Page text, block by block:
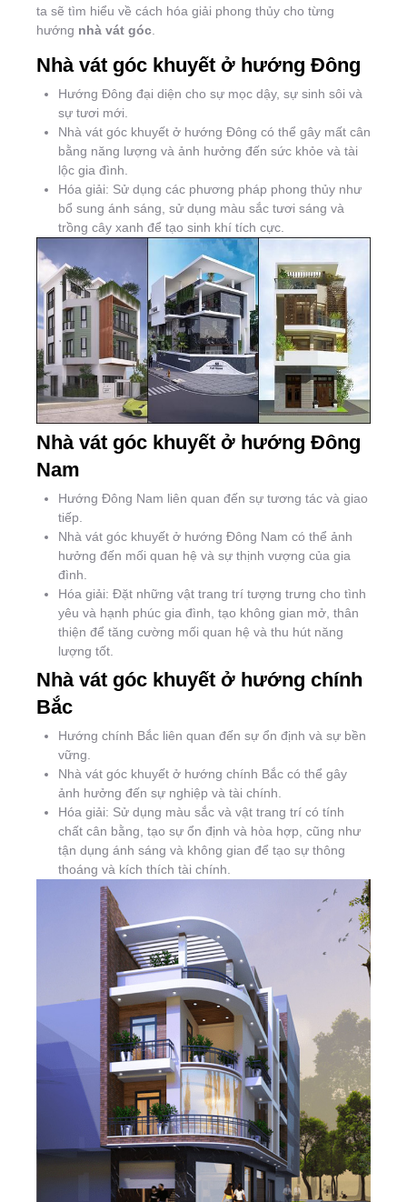
ta sẽ tìm hiểu về cách hóa giải phong thủy cho từng
hướng nhà vát góc
Nhà vát góc khuyết ở hướng Đông
Hướng Đông đại diện cho sự mọc dậy, sự sinh sôi và
sự tươi mới.
Nhà vát góc khuyết ở hướng Đông có thể gây mất cân
bằng năng lượng và ảnh hưởng đến sức khỏe và tài
lộc gia đình.
Hóa giải: Sử dụng các phương pháp phong thủy như
bổ sung ánh sáng, sử dụng màu sắc tươi sáng và
trồng cây xanh để tạo sinh khí tích cực.
Nhà vát góc khuyết ở hướng Đông
Nam
Hướng Đông Nam liên quan đến sự tương tác và giao
tiếp.
Nhà vát góc khuyết ở hướng Đông Nam có thể ảnh
hưởng đến mối quan hệ và sự thịnh vượng của gia
đình.
Hóa giải: Đặt những vật trang trí tượng trưng cho tình
yêu và hạnh phúc gia đình, tạo không gian mở, thân
thiện để tăng cường mối quan hệ và thu hút năng
lượng tốt.
Nhà vát góc khuyết ở hướng chính
Bắc
Hướng chính Bắc liên quan đến sự ổn định và sự bền
vững.
Nhà vát góc khuyết ở hướng chính Bắc có thể gây
ảnh hưởng đến sự nghiệp và tài chính.
Hóa giải: Sử dụng màu sắc và vật trang trí có tính
chất cân bằng, tạo sự ổn định và hòa hợp, cũng như
tận dụng ánh sáng và không gian để tạo sự thông
thoáng và kích thích tài chính.